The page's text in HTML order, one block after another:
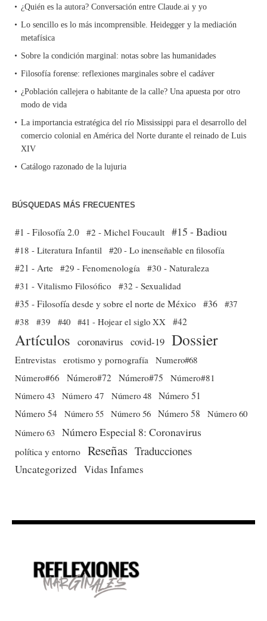
¿Quién es la autora? Conversación entre Claude.ai y yo
Lo sencillo es lo más incomprensible. Heidegger y la mediación
metafísica
Sobre la condición marginal: notas sobre las humanidades
Filosofía forense: reflexiones marginales sobre el cadáver
¿Población callejera o habitante de la calle? Una apuesta por otro
modo de vida
La importancia estratégica del río Mississippi para el desarrollo del
comercio colonial en América del Norte durante el reinado de Luis
XIV
Catálogo razonado de la lujuria
BÚSQUEDAS MÁS FRECUENTES
#1 - Filosofía 2.0 #2 - Michel Foucault #15 - Badiou
#18 - Literatura Infantil #20 - Lo inenseñable en filosofía
#21 - Arte #29 - Fenomenología
#30 - Naturaleza
#31 - Vitalismo Filosófico
#32 - Sexualidad
#35 - Filosofía desde y sobre el norte de México #36 #37
#38
#39 #40 #41 - Hojear el siglo XX #42
Artículos coronavirus covid-19 Dossier
Entrevistas erotismo y pornografía
Numero#68
Número#66
Número#72 Número#75
Número#81
Número 43 Número 47 Número 48 Número 51
Número 54 Número 55 Número 56 Número 58
Número 60
Número 63 Número Especial 8: Coronavirus
política y entorno Reseñas Traducciones
Uncategorized Vidas Infames